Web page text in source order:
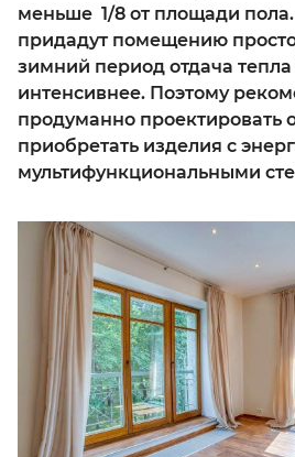
меньше 1/8 от площади
придадут помещению
зимний период отдача тепла
интенсивнее. Поэтому
продуманно проектировать
приобретать изделия с
мультифункциональными